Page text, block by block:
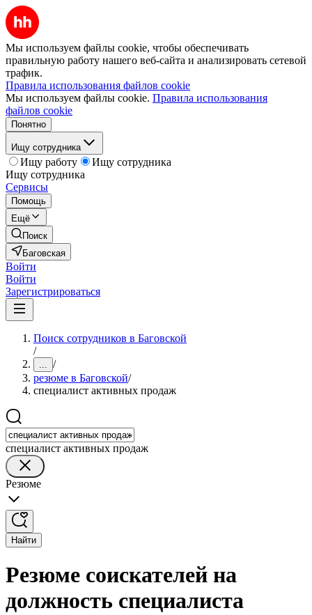
Мы используем файлы cookie, чтобы обеспечивать
правильную работу нашего веб-сайта и анализировать сетевой
трафик.
Правила использования файлов cookie
Мы используем файлы cookie. Правила использования
файлов cookie
Понятно
Ищу сотрудника
Ищу работу
Ищу сотрудника
Ищу сотрудника
Сервисы
Помощь
Ещё
Поиск
Баговская
Войти
Войти
Зарегистрироваться
Поиск сотрудников в Баговской
/
... /
резюме в Баговской/
специалист активных продаж
специалист активных продаж
Резюме
Найти
Резюме соискателей на
должность специалиста